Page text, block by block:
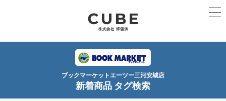
ブックマーケットエーツー三河安城店
新着商品 タグ検索